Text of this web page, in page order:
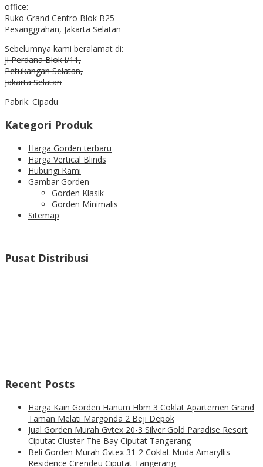
office:
Ruko Grand Centro Blok B25
Pesanggrahan, Jakarta Selatan
Sebelumnya kami beralamat di:
Jl Perdana Blok i/11,
Petukangan Selatan,
Jakarta Selatan
Pabrik: Cipadu
Kategori Produk
Harga Gorden terbaru
Harga Vertical Blinds
Hubungi Kami
Gambar Gorden
Gorden Klasik
Gorden Minimalis
Sitemap
Pusat Distribusi
Recent Posts
Harga Kain Gorden Hanum Hbm 3 Coklat Apartemen Grand
Taman Melati Margonda 2 Beji Depok
Jual Gorden Murah Gvtex 20-3 Silver Gold Paradise Resort
Ciputat Cluster The Bay Ciputat Tangerang
Beli Gorden Murah Gvtex 31-2 Coklat Muda Amaryllis
Residence Cirendeu Ciputat Tangerang